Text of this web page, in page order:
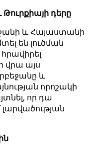
դերը
և Հայաստանի
են լուծման
վրա այս
և
որոշակի
որ դա